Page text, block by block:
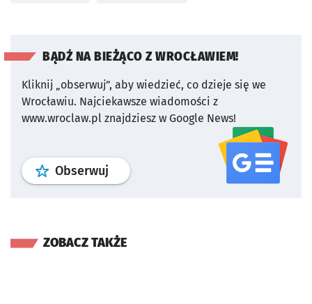
BĄDŹ NA BIEŻĄCO Z WROCŁAWIEM!
Kliknij „obserwuj”, aby wiedzieć, co dzieje się we
Wrocławiu. Najciekawsze wiadomości z
www.wroclaw.pl znajdziesz w Google News!
Obserwuj profil serwisu
ZOBACZ TAKŻE